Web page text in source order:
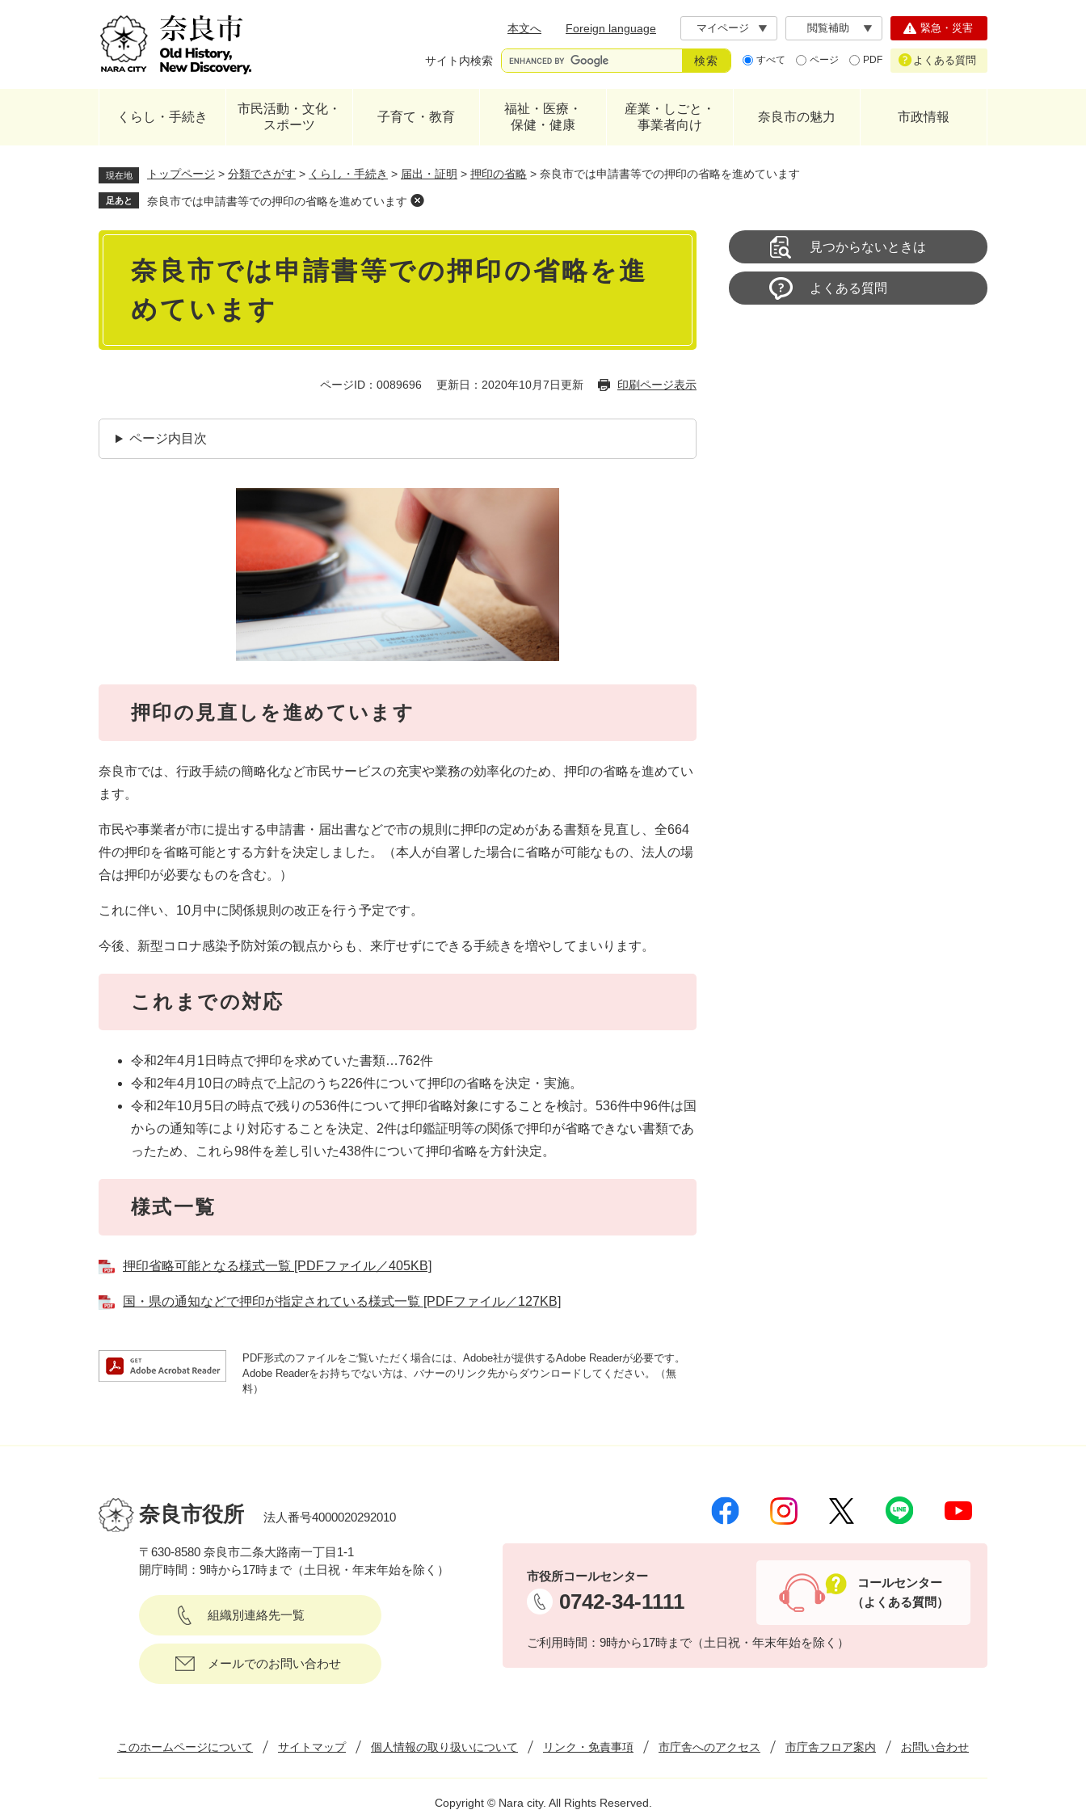
本文へ
Foreign language マイページ 閲覧補助
サイト内検索 すべて ページ PDF
緊急・災害
よくある質問
くらし・手続き
市民活動・文化・
スポーツ
子育て・教育
福祉・医療・
保健・健康
産業・しごと・
事業者向け
奈良市の魅力 市政情報
現在地 トップページ > 分類でさがす > くらし・手続き > 届出・証明 > 押印の省略 > 奈良市では申請書等での押印の省略を進めています
足あと 奈良市では申請書等での押印の省略を進めています
本
奈良市では申請書等での押印の省略を進
めています
ページID：0089696 更新日：2020年10月7日更新 印刷ページ表示
ページ内目次
押印の見直しを進めています
奈良市では、行政手続の簡略化など市民サービスの充実や業務の効率化のため、押印の省略を進めてい
ます。
市民や事業者が市に提出する申請書・届出書などで市の規則に押印の定めがある書類を見直し、全664
件の押印を省略可能とする方針を決定しました。（本人が自署した場合に省略が可能なもの、法人の場
合は押印が必要なものを含む。）
これに伴い、10月中に関係規則の改正を行う予定です。
今後、新型コロナ感染予防対策の観点からも、来庁せずにできる手続きを増やしてまいります。
これまでの対応
令和2年4月1日時点で押印を求めていた書類…762件
令和2年4月10日の時点で上記のうち226件について押印の省略を決定・実施。
令和2年10月5日の時点で残りの536件について押印省略対象にすることを検討。536件中96件は国
からの通知等により対応することを決定、2件は印鑑証明等の関係で押印が省略できない書類であ
ったため、これら98件を差し引いた438件について押印省略を方針決定。
様式一覧
押印省略可能となる様式一覧 [PDFファイル／405KB]
国・県の通知などで押印が指定されている様式一覧 [PDFファイル／127KB]
PDF形式のファイルをご覧いただく場合には、Adobe社が提供するAdobe Readerが必要です。
Adobe Readerをお持ちでない方は、バナーのリンク先からダウンロードしてください。（無
料）
見つからないときは
よくある質問
奈良市役所 法人番号4000020292010
〒630-8580 奈良市二条大路南一丁目1-1
開庁時間：9時から17時まで（土日祝・年末年始を除く）
組織別連絡先一覧
メールでのお問い合わせ
市役所コールセンター
0742-34-1111
ご利用時間：9時から17時まで（土日祝・年末年始を除く）
コールセンター
（よくある質問）
このホームページについて サイトマップ 個人情報の取り扱いについて リンク・免責事項 市庁舎へのアクセス 市庁舎フロア案内 お問い合わせ
Copyright © Nara city. All Rights Reserved.